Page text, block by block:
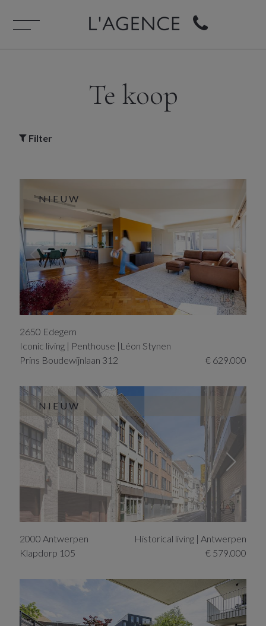
Te koop
Filter
NIEUW
2650 Edegem
Prins Boudewijnlaan 312
Iconic living | Penthouse |Léon Stynen
€ 629.000
NIEUW
2000 Antwerpen
Klapdorp 105
Historical living | Antwerpen
€ 579.000